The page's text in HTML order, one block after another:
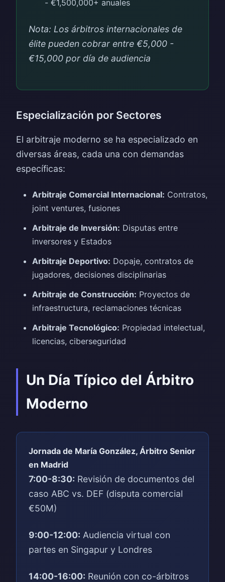
- €1,500,000+ anuales
Nota: Los árbitros internacionales de
élite pueden cobrar entre €5,000 -
€15,000 por día de audiencia
Especialización por Sectores
El arbitraje moderno se ha especializado en
diversas áreas, cada una con demandas
específicas:
Arbitraje Comercial Internacional: Contratos,
joint ventures, fusiones
Arbitraje de Inversión: Disputas entre
inversores y Estados
Arbitraje Deportivo: Dopaje, contratos de
jugadores, decisiones disciplinarias
Arbitraje de Construcción: Proyectos de
infraestructura, reclamaciones técnicas
Arbitraje Tecnológico: Propiedad intelectual,
licencias, ciberseguridad
Un Día Típico del Árbitro
Moderno
Jornada de María González, Árbitro Senior
en Madrid
7:00-8:30: Revisión de documentos del
caso ABC vs. DEF (disputa comercial
€50M)
9:00-12:00: Audiencia virtual con
partes en Singapur y Londres
14:00-16:00: Reunión con co-árbitros